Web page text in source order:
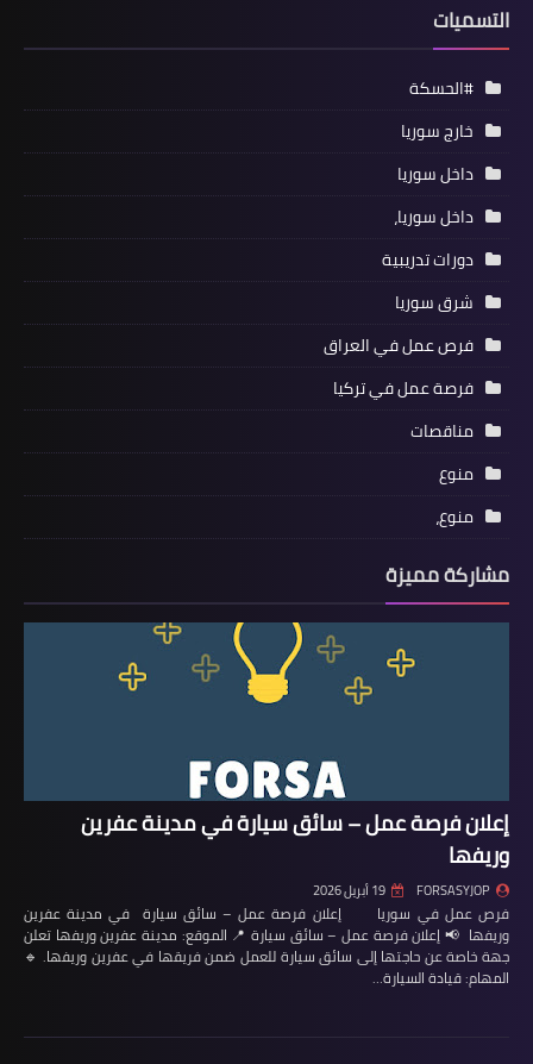
التسميات
#الحسكة
خارج سوريا
داخل سوريا
داخل سوريا،
دورات تدريبية
شرق سوريا
فرص عمل في العراق
فرصة عمل في تركيا
مناقصات
منوع
منوع،
مشاركة مميزة
إعلان فرصة عمل – سائق سيارة في مدينة عفرين
وريفها
FORSASYJOP 19 أبريل 2026
فرص عمل في سوريا إعلان فرصة عمل – سائق سيارة في مدينة عفرين
وريفها 📢 إعلان فرصة عمل – سائق سيارة 📍 الموقع: مدينة عفرين وريفها تعلن
جهة خاصة عن حاجتها إلى سائق سيارة للعمل ضمن فريقها في عفرين وريفها. 🔹
المهام: قيادة السيارة…